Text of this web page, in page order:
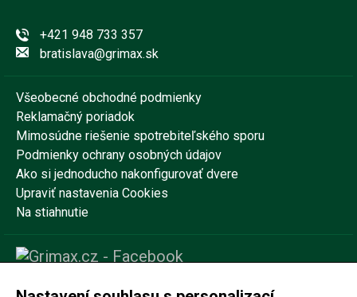
+421 948 733 357
bratislava@grimax.sk
Všeobecné obchodné podmienky
Reklamačný poriadok
Mimosúdne riešenie spotrebiteľského sporu
Podmienky ochrany osobných údajov
Ako si jednoducho nakonfigurovať dvere
Upraviť nastavenia Cookies
Na stiahnutie